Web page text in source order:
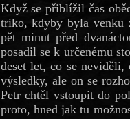
Když se přiblížil čas
triko, kdyby byla venku
pět minut před
posadil se k určenému
deset let, co se
výsledky, ale on se
Petr chtěl vstoupit do
proto, hned jak tu možnost dostal, protlačil se do Akademického senátu, ač